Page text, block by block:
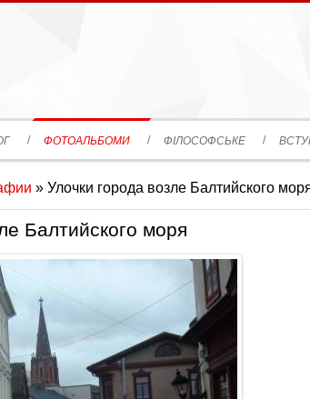
ФОТОАЛЬБОМИ ФІЛОСОФСЬКЕ
» Улочки города возле Балтийского
Балтийского моря